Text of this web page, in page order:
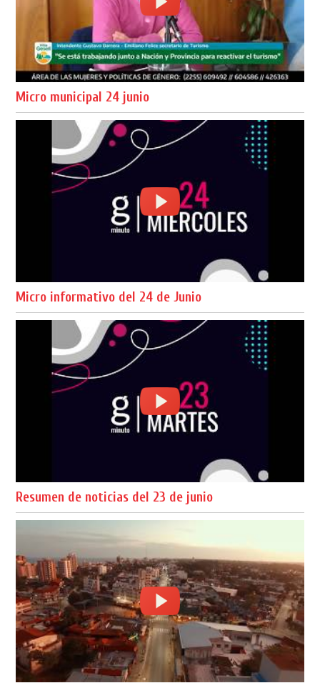
Micro municipal 24 junio
Micro informativo del 24 de Junio
Resumen de noticias del 23 de junio